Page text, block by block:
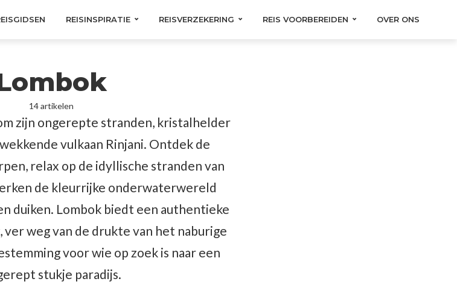
REISINSPIRATIE REISVERZEKERING REIS VOORBEREIDEN OVER ONS
14 artikelen
zijn ongerepte stranden, kristalhelder
vulkaan Rinjani. Ontdek de
relax op de idyllische stranden van
de kleurrijke onderwaterwereld
duiken. Lombok biedt een authentieke
ver weg van de drukte van het naburige
voor wie op zoek is naar een
stukje paradijs.